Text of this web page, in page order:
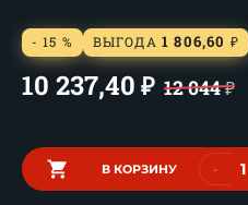
- 15 % ВЫГОДА 1 806,60 ₽
10 237,40 ₽ 12 044₽
В КОРЗИНУ -